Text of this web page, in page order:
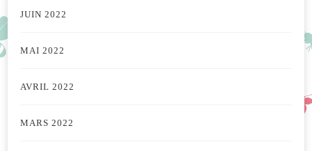
JUIN 2022
MAI 2022
AVRIL 2022
MARS 2022